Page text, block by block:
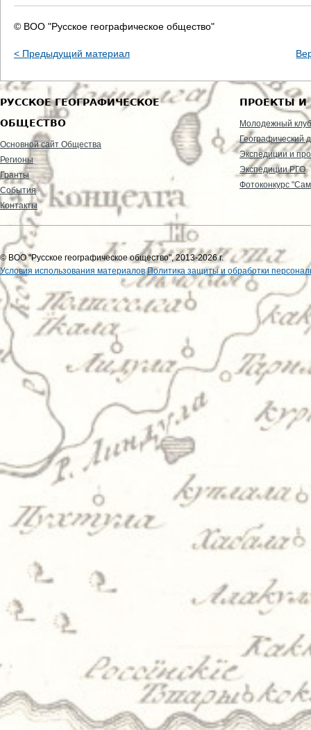
© ВОО "Русское географическое общество"
< Предыдущий материал
РУССКОЕ ГЕОГРАФИЧЕСКОЕ
ОБЩЕСТВО
Основной сайт Общества
Регионы
Гранты
События
Контакты
ПРОЕКТЫ И
Молодежный клуб
Географический
Экспедиции и
Экспедиции РГО
Фотоконкурс
© ВОО "Русское географическое общество", 2013-2026 г.
Условия использования материалов Политика защиты и обработки